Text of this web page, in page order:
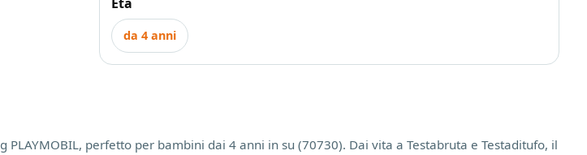
da 4 anni
perfetto per bambini dai 4 anni in su (70730). Dai vita a Testabruta e Testaditufo, il